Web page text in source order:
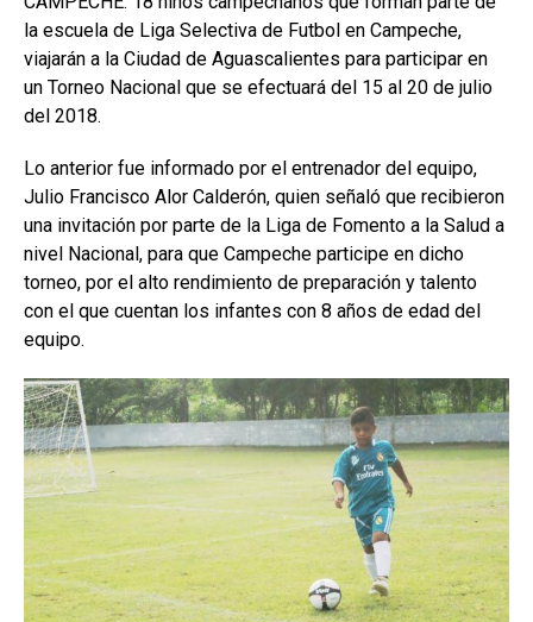
la escuela de Liga Selectiva de Futbol en Campeche,
viajarán a la Ciudad de Aguascalientes para participar en
un Torneo Nacional que se efectuará del 15 al 20 de julio
del 2018.
Lo anterior fue informado por el entrenador del equipo,
Julio Francisco Alor Calderón, quien señaló que recibieron
una invitación por parte de la Liga de Fomento a la Salud a
nivel Nacional, para que Campeche participe en dicho
torneo, por el alto rendimiento de preparación y talento
con el que cuentan los infantes con 8 años de edad del
equipo.